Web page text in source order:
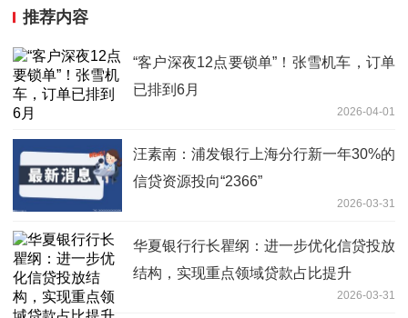
推荐内容
“客户深夜12点要锁单”！张雪机车，订单
已排到6月
2026-04-01
汪素南：浦发银行上海分行新一年30%的
信贷资源投向“2366”
2026-03-31
华夏银行行长瞿纲：进一步优化信贷投放
结构，实现重点领域贷款占比提升
2026-03-31